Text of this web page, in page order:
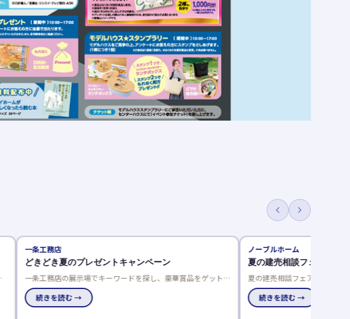
一条工務店
どきどき夏のプレゼントキャンペーン
一条工務店の展示場でキーワードを探し、豪華賞品をゲットし
よう！応募は一人一回限り、当選発表は特設サイトと賞品お届
けで。続きを読む →
ノーブルホーム
夏の建売相談フェア
夏の建売相談フェア開催！来
談でさらにプレゼント。成約
品で、家電や引越し費用、家
続きを読む →